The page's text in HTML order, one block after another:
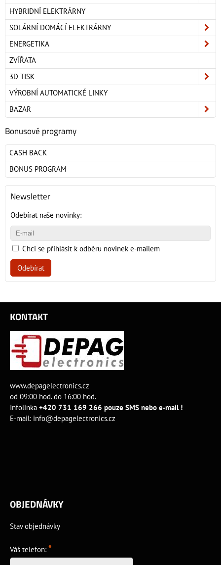
HYBRIDNÍ ELEKTRÁRNY
SOLÁRNÍ DOMÁCÍ ELEKTRÁRNY
ENERGETIKA
ZVÍŘATA
3D TISK
VÝROBNÍ AUTOMATICKÉ LINKY
BAZAR
Bonusové programy
CASH BACK
BONUS PROGRAM
Newsletter
Odebírat naše novinky:
Chci se přihlásit k odběru novinek e-mailem
Odebírat
KONTAKT
www.depagelectronics.cz
od 09:00 hod. do 16:00 hod.
Infolinka +420 731 169 266 pouze SMS nebo e-mail !
E-mail: info@depagelectronics.cz
OBJEDNÁVKY
Stav objednávky
Váš telefon: *